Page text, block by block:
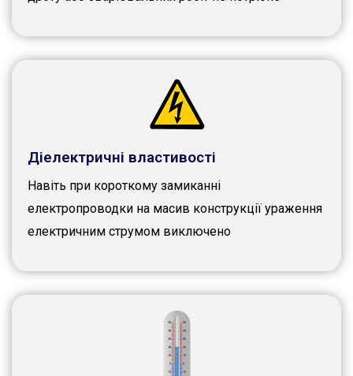
Діелектричні властивості
Навіть при короткому замиканні
електропроводки на масив конструкції ураження
електричним струмом виключено